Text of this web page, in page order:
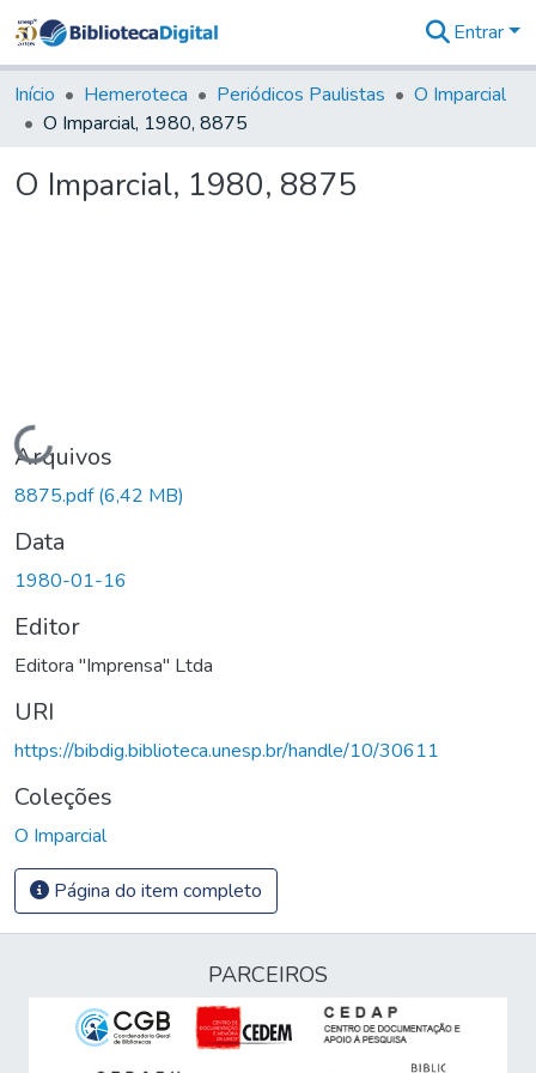
&
Coleções
Tudo na
Digital
Entrar
Início Hemeroteca Periódicos Paulistas
O Imparcial
O Imparcial, 1980, 8875
O Imparcial, 1980, 8875
Carregando...
Arquivos
8875.pdf(6,42 MB)
Data
1980-01-16
Editor
Editora "Imprensa" Ltda
URI
https://bibdig.biblioteca.unesp.br/handle/10/30611
Coleções
O Imparcial
Página do item completo
PARCEIROS